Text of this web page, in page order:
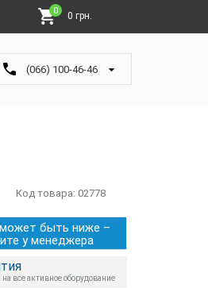
0 0 грн.
(066) 100-46-46
Код товара: 02778
быть ниже –
у менеджера
на все активное оборудование